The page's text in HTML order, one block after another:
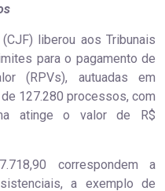
liberou aos Tribunais
para o pagamento de
(RPVs), autuadas em
127.280 processos, com
atinge o valor de R$
correspondem a
a exemplo de